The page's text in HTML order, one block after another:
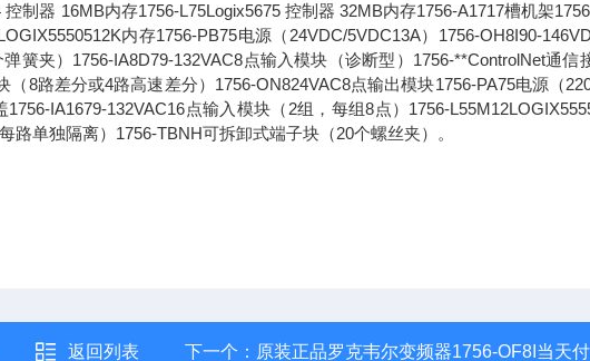
制器 16MB内存1756-L75Logix5675 控制器 32MB内存1756-A1717槽机架
内存1756-PB75电源（24VDC/5VDC13A）1756-OH8I90-
簧夹）1756-IA8D79-132VAC8点输入模块（诊断型）1756-**ControlNet通信
8路差分或4路高速差分）1756-ON824VAC8点输出模块1756-PA75电源（
IA1679-132VAC16点输入模块（2组，每组8点）1756-
单独隔离）1756-TBNH可拆卸式端子块（20个螺丝夹）。
返回列表 下一个： 原装正品罗克韦尔变频器1756-OF8I当天